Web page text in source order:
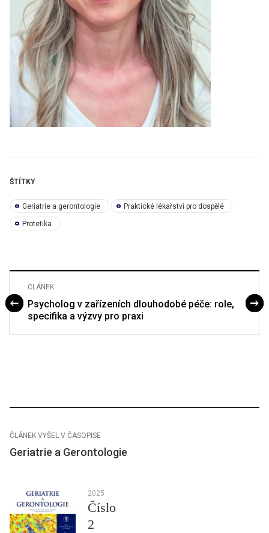
ŠTÍTKY
Geriatrie a gerontologie Praktické lékařství pro dospělé
Protetika
ČLÁNEK
Psycholog v zařízeních dlouhodobé péče: role,
specifika a výzvy pro praxi
ČLÁNEK VYŠEL V ČASOPISE
Geriatrie a Gerontologie
2025
Číslo
2